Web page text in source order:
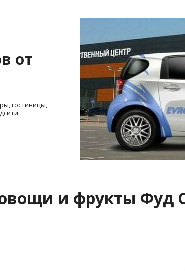
от
гостиницы,
и фрукты Фуд